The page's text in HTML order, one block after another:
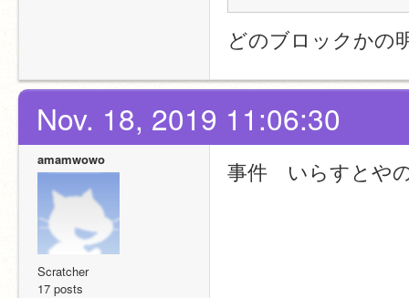
どのブロックかの
Nov. 18, 2019 11:06:30
amamwowo
Scratcher
17 posts
事件　いらすとや